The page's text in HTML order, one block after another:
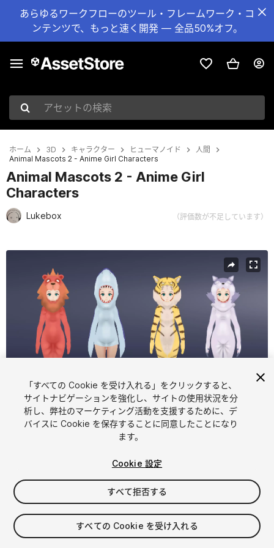
あらゆるワークフローのツール・フレームワーク・コ
ンテンツで、もっと速く開発 — 全品50%オフ。
アセットの検索
ホーム 3D キャラクター ヒューマノイド
人間
Animal Mascots 2 - Anime Girl Characters
Animal Mascots 2 - Anime Girl
Characters
Lukebox （評価数が不足しています）
1/4
$9.99
消費税は決済時に計算されます
「すべての Cookie を受け入れる」をクリックすると、
サイトナビゲーションを強化し、サイトの使用状況を分
析し、弊社のマーケティング活動を支援するために、デ
バイスに Cookie を保存することに同意したことになり
ます。
Cookie 設定
すべて拒否する
すべての Cookie を受け入れる